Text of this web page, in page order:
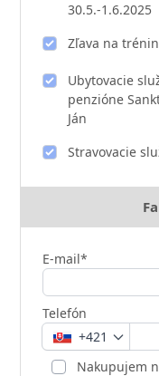
30.5.-1.6.2025
Zľava na
Ubytovacie
penzióne
Ján
Stravovacie
E-mail*
Telefón
+421
Nakupujem